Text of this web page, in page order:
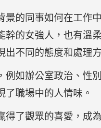
的同事如何在工作
的女強人，也有溫
不同的態度和處理方
如辦公室政治、性
職場中的人情味。
得了觀眾的喜愛，成